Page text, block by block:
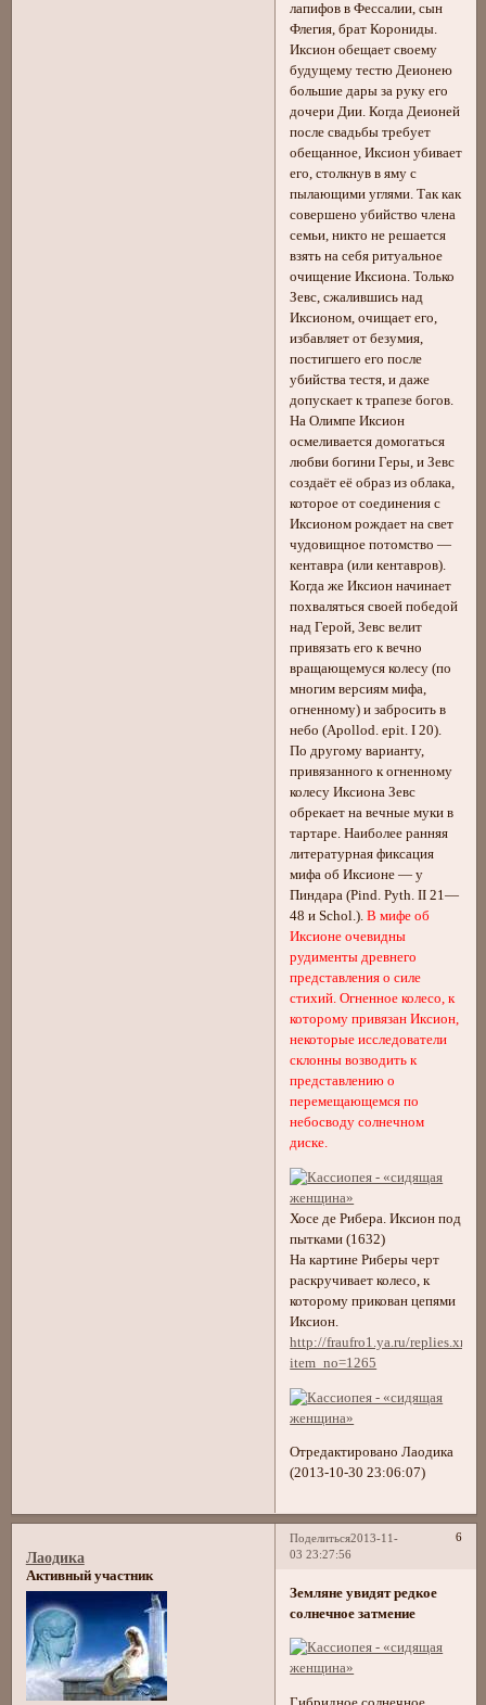
лапифов в Фессалии, сын
Флегия, брат Корониды.
Иксион обещает своему
будущему тестю Деионею
большие дары за руку его
дочери Дии. Когда Деионей
после свадьбы требует
обещанное, Иксион убивает
его, столкнув в яму с
пылающими углями. Так как
совершено убийство члена
семьи, никто не решается
взять на себя ритуальное
очищение Иксиона. Только
Зевс, сжалившись над
Иксионом, очищает его,
избавляет от безумия,
постигшего его после
убийства тестя, и даже
допускает к трапезе богов.
На Олимпе Иксион
осмеливается домогаться
любви богини Геры, и Зевс
создаёт её образ из облака,
которое от соединения с
Иксионом рождает на свет
чудовищное потомство —
кентавра (или кентавров).
Когда же Иксион начинает
похваляться своей победой
над Герой, Зевс велит
привязать его к вечно
вращающемуся колесу (по
многим версиям мифа,
огненному) и забросить в
небо (Apollod. epit. I 20).
По другому варианту,
привязанного к огненному
колесу Иксиона Зевс
обрекает на вечные муки в
тартаре. Наиболее ранняя
литературная фиксация
мифа об Иксионе — у
Пиндара (Pind. Pyth. II 21—
48 и Schol.). В мифе об
Иксионе очевидны
рудименты древнего
представления о силе
стихий. Огненное колесо, к
которому привязан Иксион,
некоторые исследователи
склонны возводить к
представлению о
перемещающемся по
небосводу солнечном
диске.
Хосе де Рибера. Иксион под
пытками (1632)
На картине Риберы черт
раскручивает колесо, к
которому прикован цепями
Иксион.
http://fraufro1.ya.ru/replies.xml?
item_no=1265
Отредактировано Лаодика
(2013-10-30 23:06:07)
Поделиться 6
2013-11-
03 23:27:56
Лаодика
Активный участник
Земляне увидят редкое
солнечное затмение